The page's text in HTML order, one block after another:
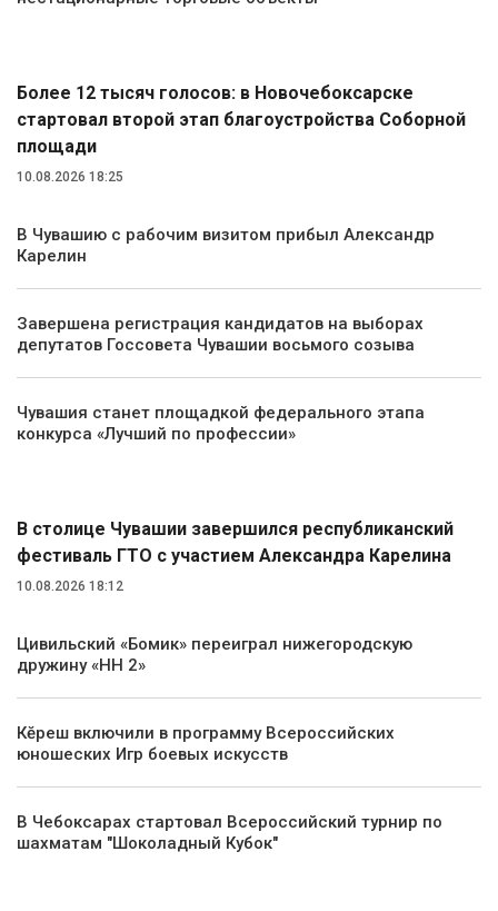
Более 12 тысяч голосов: в Новочебоксарске
стартовал второй этап благоустройства Соборной
площади
10.08.2026 18:25
В Чувашию с рабочим визитом прибыл Александр
Карелин
Завершена регистрация кандидатов на выборах
депутатов Госсовета Чувашии восьмого созыва
Чувашия станет площадкой федерального этапа
конкурса «Лучший по профессии»
В столице Чувашии завершился республиканский
фестиваль ГТО с участием Александра Карелина
10.08.2026 18:12
Цивильский «Бомик» переиграл нижегородскую
дружину «НН 2»
Кĕрешӳ включили в программу Всероссийских
юношеских Игр боевых искусств
В Чебоксарах стартовал Всероссийский турнир по
шахматам "Шоколадный Кубок"